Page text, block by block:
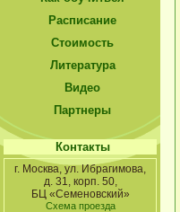
Расписание
Стоимость
Литература
Видео
Партнеры
Контакты
г. Москва, ул. Ибрагимова,
д. 31, корп. 50,
БЦ «Семеновский»
Схема проезда